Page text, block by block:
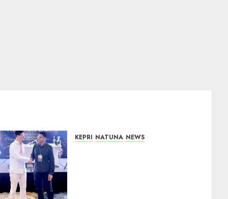
KEPRI NATUNA NEWS